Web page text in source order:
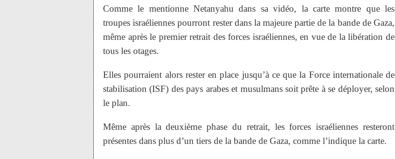
Comme le mentionne Netanyahu dans sa vidéo, la carte montre que les
troupes israéliennes pourront rester dans la majeure partie de la bande de Gaza,
même après le premier retrait des forces israéliennes, en vue de la libération de
tous les otages.
Elles pourraient alors rester en place jusqu’à ce que la Force internationale de
stabilisation (ISF) des pays arabes et musulmans soit prête à se déployer, selon
le plan.
Même après la deuxième phase du retrait, les forces israéliennes resteront
présentes dans plus d’un tiers de la bande de Gaza, comme l’indique la carte.